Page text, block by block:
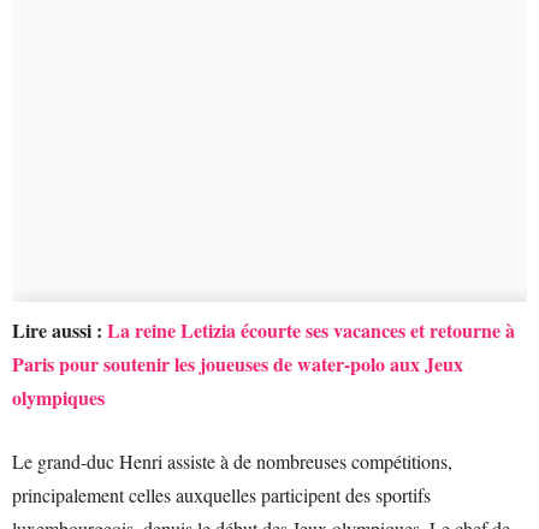
Lire aussi : La reine Letizia écourte ses vacances et retourne à
Paris pour soutenir les joueuses de water-polo aux Jeux
olympiques
Le grand-duc Henri assiste à de nombreuses compétitions,
principalement celles auxquelles participent des sportifs